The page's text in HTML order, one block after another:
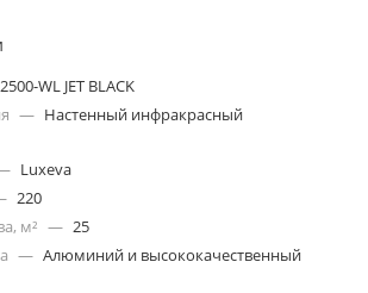
WL JET BLACK
— Настенный инфракрасный
Luxeva
220
м² — 25
— Алюминий и высококачественный